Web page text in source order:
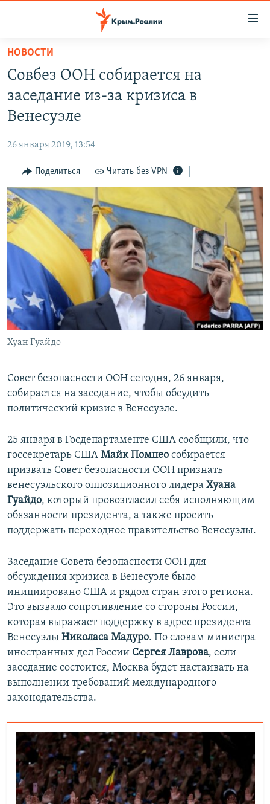
Вернуться
основному
содержанию
Вернутся
главной
навигации
Вернутся
поиску
НОВОСТИ
11 ЛЕТ ОККУПАЦИИ КРЫМА. 11 ИСТОРИЙ СОПРОТИВЛЕНИЯ
ВОДА
ЕЩЕ
ИНТЕРАКТИВ
ИНФОГРАФИКА
ТЕЛЕПРОЕКТ КРЫМ.РЕАЛИИ
СОВЕТЫ ПРАВОЗАЩИТНИКОВ
ПРОПАВШИЕ БЕЗ ВЕСТИ
ПОБЕДИТЕЛЕЙ НЕ СУДЯТ?
КРЫМ.НЕПОКОРЕННЫЙ
ELIFBE
УКРАИНСКАЯ ПРОБЛЕМА КРЫМА
РАДІО СВОБОДА
КАК ОБОЙТИ БЛОКИРОВКУ
Українською
Qırımtatar
ПРИСОЕДИНЯЙТЕСЬ!
НОВОСТИ
Совбез ООН собирается на
заседание из-за кризиса в
Венесуэле
26 января 2019, 13:54
Поделиться Читать без VPN
Хуан Гуайдо
Совет безопасности ООН сегодня, 26 января,
собирается на заседание, чтобы обсудить
политический кризис в Венесуэле.
25 января в Госдепартаменте США сообщили, что
госсекретарь США Майк Помпео собирается
призвать Совет безопасности ООН признать
венесуэльского оппозиционного лидера Хуана
Гуайдо, который провозгласил себя исполняющим
обязанности президента, а также просить
поддержать переходное правительство Венесуэлы.
Заседание Совета безопасности ООН для
обсуждения кризиса в Венесуэле было
инициировано США и рядом стран этого региона.
Это вызвало сопротивление со стороны России,
которая выражает поддержку в адрес президента
Венесуэлы Николаса Мадуро. По словам министра
иностранных дел России Сергея Лаврова, если
заседание состоится, Москва будет настаивать на
выполнении требований международного
законодательства.